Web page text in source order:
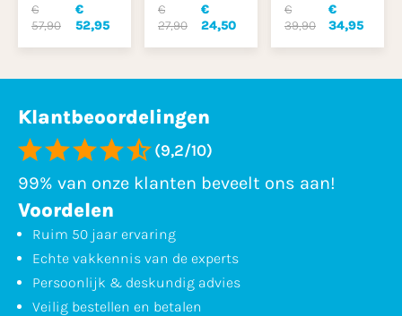
€
57,90
€
52,95
€
27,90
€
24,50
€
39,90
€
34,95
Klantbeoordelingen
(9,2/10)
99% van onze klanten beveelt ons aan!
Voordelen
Ruim 50 jaar ervaring
Echte vakkennis van de experts
Persoonlijk & deskundig advies
Veilig bestellen en betalen